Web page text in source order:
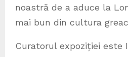
noastră de a aduce la
mai bun din cultura
Curatorul expoziției este